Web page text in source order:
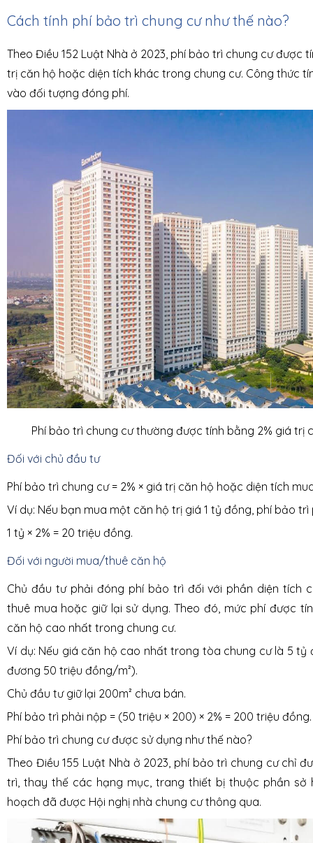
Cách tính phí bảo trì chung cư như thế nào?
Theo Điều 152 Luật Nhà ở 2023, phí bảo trì chung cư được
trị căn hộ hoặc diện tích khác trong chung cư. Công thức
vào đối tượng đóng phí.
Phí bảo trì chung cư thường được tính bằng 2% giá trị
Đối với chủ đầu tư
Phí bảo trì chung cư = 2% × giá trị căn hộ hoặc diện tích
Ví dụ: Nếu bạn mua một căn hộ trị giá 1 tỷ đồng, phí bảo trì
1 tỷ × 2% = 20 triệu đồng.
Đối với người mua/thuê căn hộ
Chủ đầu tư phải đóng phí bảo trì đối với phần diện tích
thuê mua hoặc giữ lại sử dụng. Theo đó, mức phí được
căn hộ cao nhất trong chung cư.
Ví dụ: Nếu giá căn hộ cao nhất trong tòa chung cư là 5 tỷ
đương 50 triệu đồng/m²).
Chủ đầu tư giữ lại 200m² chưa bán.
Phí bảo trì phải nộp = (50 triệu × 200) × 2% = 200 triệu đồng.
Phí bảo trì chung cư được sử dụng như thế nào?
Theo Điều 155 Luật Nhà ở 2023, phí bảo trì chung cư chỉ
trì, thay thế các hạng mục, trang thiết bị thuộc phần sở
hoạch đã được Hội nghị nhà chung cư thông qua.